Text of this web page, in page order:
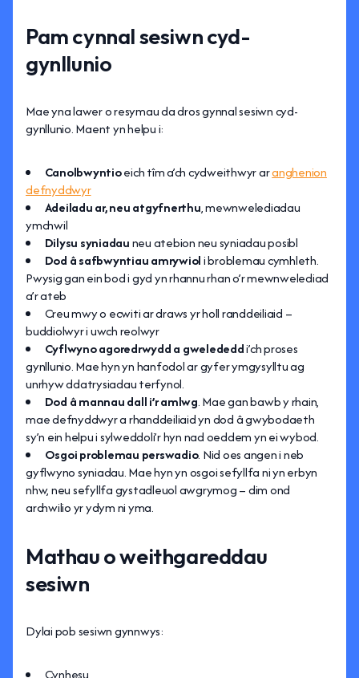
Pam cynnal sesiwn cyd-
gynllunio
Mae yna lawer o resymau da dros gynnal sesiwn cyd-
gynllunio. Maent yn helpu i:
Canolbwyntioeich tîm a’ch cydweithwyr aranghenion
defnyddwyr
Adeiladuar, neu atgyfnerthu, mewnwelediadau
ymchwil
Dilysu syniadauneu atebion neu syniadau posibl
Dod â safbwyntiau amrywioli broblemau cymhleth.
Pwysig gan ein bod i gyd yn rhannu rhan o’r mewnwelediad
a’r ateb
Creu mwy o ecwiti ar draws yr holl randdeiliaid –
buddiolwyr i uwch reolwyr
Cyflwyno agoredrwydd a gwelededdi’ch proses
gynllunio. Mae hyn yn hanfodol ar gyfer ymgysylltu ag
unrhyw ddatrysiadau terfynol.
Dod â mannau dall i’r amlwg. Mae gan bawb y rhain,
mae defnyddwyr a rhanddeiliaid yn dod â gwybodaeth
sy’n ein helpu i sylweddoli’r hyn nad oeddem yn ei wybod.
Osgoi problemau perswadio. Nid oes angen i neb
gyflwyno syniadau. Mae hyn yn osgoi sefyllfa ni yn erbyn
nhw, neu sefyllfa gystadleuol awgrymog – dim ond
archwilio yr ydym ni yma.
Mathau o weithgareddau
sesiwn
Dylai pob sesiwn gynnwys: